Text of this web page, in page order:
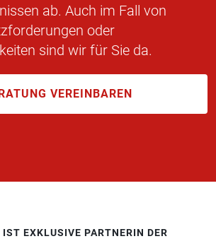
ab. Auch im Fall von
oder
sind wir für Sie da.
VEREINBAREN
EXKLUSIVE PARTNERIN DER